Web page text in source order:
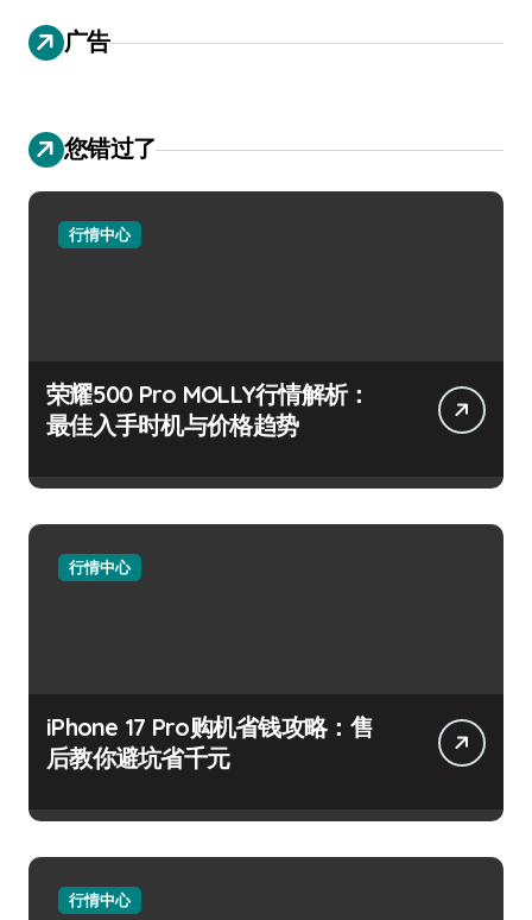
广告
您错过了
行情中心
荣耀500 Pro MOLLY行情解析：
最佳入手时机与价格趋势
行情中心
iPhone 17 Pro购机省钱攻略：售
后教你避坑省千元
行情中心